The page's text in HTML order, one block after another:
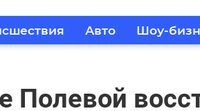
Авто Шоу-
Полевой